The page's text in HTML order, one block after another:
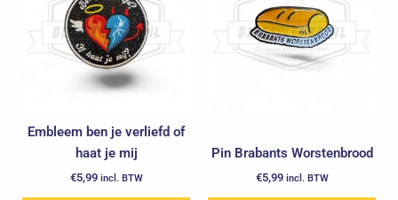
Embleem ben je verliefd of
haat je mij
€5,99 incl. BTW
Pin Brabants Worstenbrood
€5,99 incl. BTW